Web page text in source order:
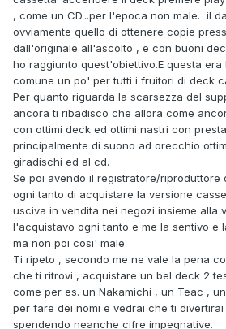
, come un CD...per l'epoca non male. il
ovviamente quello di ottenere copie
dall'originale all'ascolto , e con buoni
ho raggiunto quest'obiettivo.E questa
comune un po' per tutti i fruitori di deck
Per quanto riguarda la scarsezza del
ancora ti ribadisco che allora come
con ottimi deck ed ottimi nastri con
principalmente di suono ad orecchio
giradischi ed al cd.
Se poi avendo il registratore/riproduttore
ogni tanto di acquistare la versione
usciva in vendita nei negozi insieme alla
l'acquistavo ogni tanto e me la sentivo e
ma non poi cosi' male.
Ti ripeto , secondo me ne vale la pena
che ti ritrovi , acquistare un bel deck 2
come per es. un Nakamichi , un Teac ,
per fare dei nomi e vedrai che ti
spendendo neanche cifre impegnative.